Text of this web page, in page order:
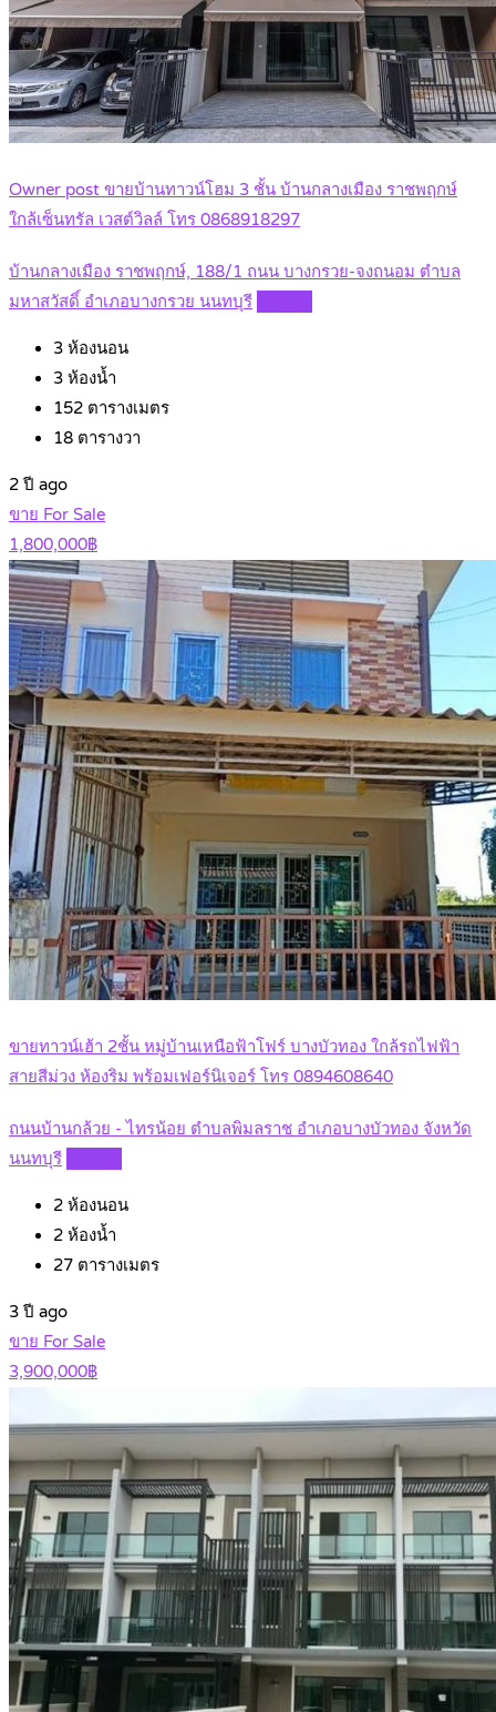
Owner post ขายบ้านทาวน์โฮม 3 ชั้น บ้านกลางเมือง ราชพฤกษ์
ใกล้เซ็นทรัล เวสต์วิลล์ โทร 0868918297
บ้านกลางเมือง ราชพฤกษ์, 188/1 ถนน บางกรวย-จงถนอม ตำบล
มหาสวัสดิ์ อำเภอบางกรวย นนทบุรี
3 ห้องนอน
3 ห้องน้ำ
152 ตารางเมตร
18 ตารางวา
2 ปี ago
ขาย For Sale
1,800,000฿
ขายทาวน์เฮ้า 2ชั้น หมู่บ้านเหนือฟ้าโฟร์ บางบัวทอง ใกล้รถไฟฟ้า
สายสีม่วง ห้องริม พร้อมเฟอร์นิเจอร์ โทร 0894608640
ถนนบ้านกล้วย - ไทรน้อย ตำบลพิมลราช อำเภอบางบัวทอง จังหวัด
นนทบุรี
2 ห้องนอน
2 ห้องน้ำ
27 ตารางเมตร
3 ปี ago
ขาย For Sale
3,900,000฿